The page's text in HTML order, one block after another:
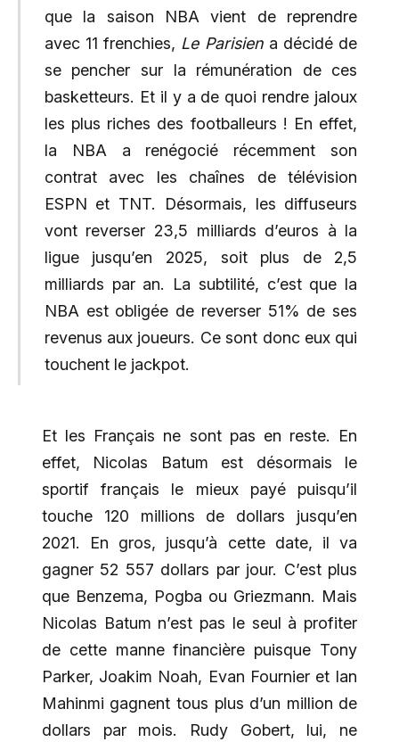
que la saison NBA vient de reprendre
avec 11 frenchies, Le Parisiena décidé de
se pencher sur la rémunération de ces
basketteurs. Et il y a de quoi rendre jaloux
les plus riches des footballeurs ! En effet,
la NBA a renégocié récemment son
contrat avec les chaînes de télévision
ESPN et TNT. Désormais, les diffuseurs
vont reverser 23,5 milliards d’euros à la
ligue jusqu’en 2025, soit plus de 2,5
milliards par an. La subtilité, c’est que la
NBA est obligée de reverser 51% de ses
revenus aux joueurs. Ce sont donc eux qui
touchent le jackpot.
Et les Français ne sont pas en reste. En
effet, Nicolas Batum est désormais le
sportif français le mieux payé puisqu’il
touche 120 millions de dollars jusqu’en
2021. En gros, jusqu’à cette date, il va
gagner 52 557 dollars par jour. C’est plus
que Benzema, Pogba ou Griezmann. Mais
Nicolas Batum n’est pas le seul à profiter
de cette manne financière puisque Tony
Parker, Joakim Noah, Evan Fournier et Ian
Mahinmi gagnent tous plus d’un million de
dollars par mois. Rudy Gobert, lui, ne